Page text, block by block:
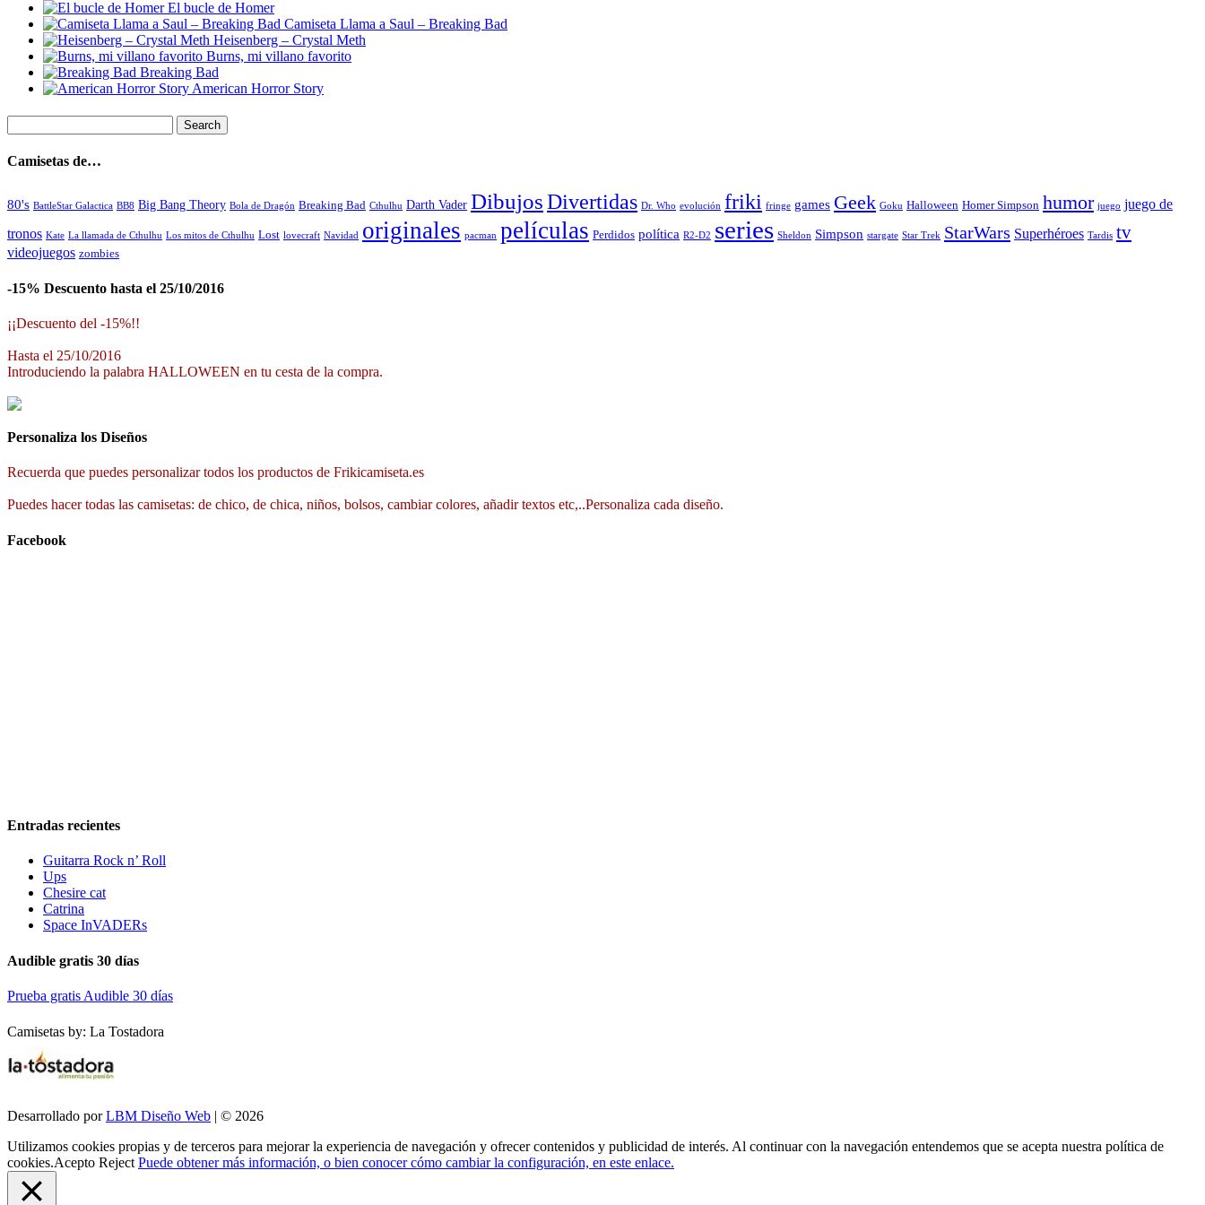
El bucle de Homer
Camiseta Llama a Saul – Breaking Bad
Heisenberg – Crystal Meth
Burns, mi villano favorito
Breaking Bad
American Horror Story
Camisetas de…
80's BattleStar Galactica BB8 Big Bang Theory Bola de Dragón Breaking Bad Cthulhu Darth Vader DibujosDivertidas Dr. Who evolución friki fringe games Geek Goku Halloween Homer Simpson humor juego juego de
tronos Kate La llamada de Cthulhu Los mitos de Cthulhu Lost lovecraft Navidad originales pacman películas Perdidos política R2-D2 series Sheldon Simpson stargate Star Trek StarWars Superhéroes Tardis tv
videojuegos zombies
-15% Descuento hasta el 25/10/2016
¡¡Descuento del -15%!!
Hasta el 25/10/2016
Introduciendo la palabra HALLOWEEN en tu cesta de la compra.
Personaliza los Diseños
Recuerda que puedes personalizar todos los productos de Frikicamiseta.es
Puedes hacer todas las camisetas: de chico, de chica, niños, bolsos, cambiar colores, añadir textos etc,..Personaliza cada diseño.
Facebook
Entradas recientes
Guitarra Rock n’ Roll
Ups
Chesire cat
Catrina
Space InVADERs
Audible gratis 30 días
Prueba gratis Audible 30 días
Camisetas by: La Tostadora
Desarrollado porLBM Diseño Web | © 2026
Utilizamos cookies propias y de terceros para mejorar la experiencia de navegación y ofrecer contenidos y publicidad de interés. Al continuar con la navegación entendemos que se acepta nuestra política de
cookies.Acepto Reject Puede obtener más información, o bien conocer cómo cambiar la configuración, en este enlace.